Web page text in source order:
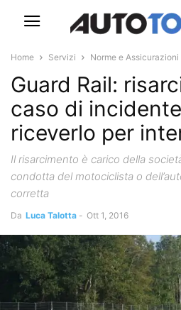
Home Servizi Norme e Assicurazioni
Guard Rail:
caso di
riceverlo per
Il risarcimento è carico della
condotta del motociclista o
corretta
Da Luca Talotta - Ott 1, 2016